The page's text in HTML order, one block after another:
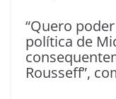
“Quero
política de
Rousseff”,